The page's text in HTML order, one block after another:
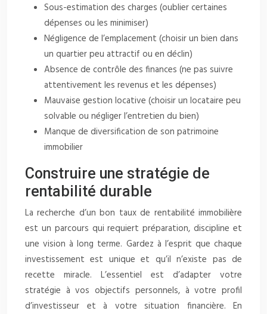
Sous-estimation des charges (oublier certaines
dépenses ou les minimiser)
Négligence de l’emplacement (choisir un bien dans
un quartier peu attractif ou en déclin)
Absence de contrôle des finances (ne pas suivre
attentivement les revenus et les dépenses)
Mauvaise gestion locative (choisir un locataire peu
solvable ou négliger l’entretien du bien)
Manque de diversification de son patrimoine
immobilier
Construire une stratégie de
rentabilité durable
La recherche d’un bon taux de rentabilité immobilière
est un parcours qui requiert préparation, discipline et
une vision à long terme. Gardez à l’esprit que chaque
investissement est unique et qu’il n’existe pas de
recette miracle. L’essentiel est d’adapter votre
stratégie à vos objectifs personnels, à votre profil
d’investisseur et à votre situation financière. En